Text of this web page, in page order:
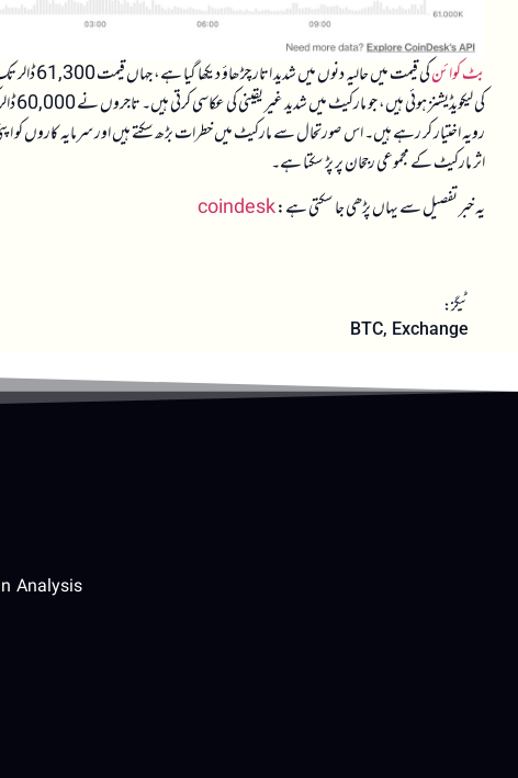
بٹ کوائن
کی
رویہ اختیار کر رہے ہیں۔ اس صورتحال سے مارکیٹ میں خطرات بڑھ سکتے ہیں اور سرمایہ کاروں کو
اثر مارکیٹ کے مجموعی رجحان پر پڑ سکتا ہے۔
یہ خبر تفصیل سے یہاں پڑھی جا سکتی ہے:coindesk
ٹیگز:
BTC, Exchange
Analysis